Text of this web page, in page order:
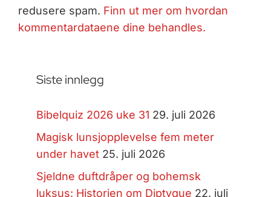
redusere spam. Finn ut mer om hvordan
kommentardataene dine behandles.
Siste innlegg
Bibelquiz 2026 uke 31 29. juli 2026
Magisk lunsjopplevelse fem meter
under havet 25. juli 2026
Sjeldne duftdråper og bohemsk
luksus: Historien om Diptyque 22. juli